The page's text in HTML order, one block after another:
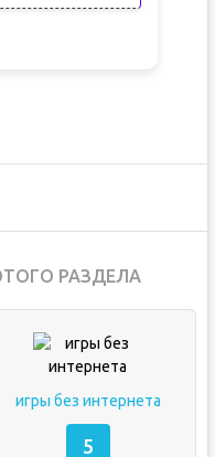
РАЗДЕЛА
игры без интернета
5